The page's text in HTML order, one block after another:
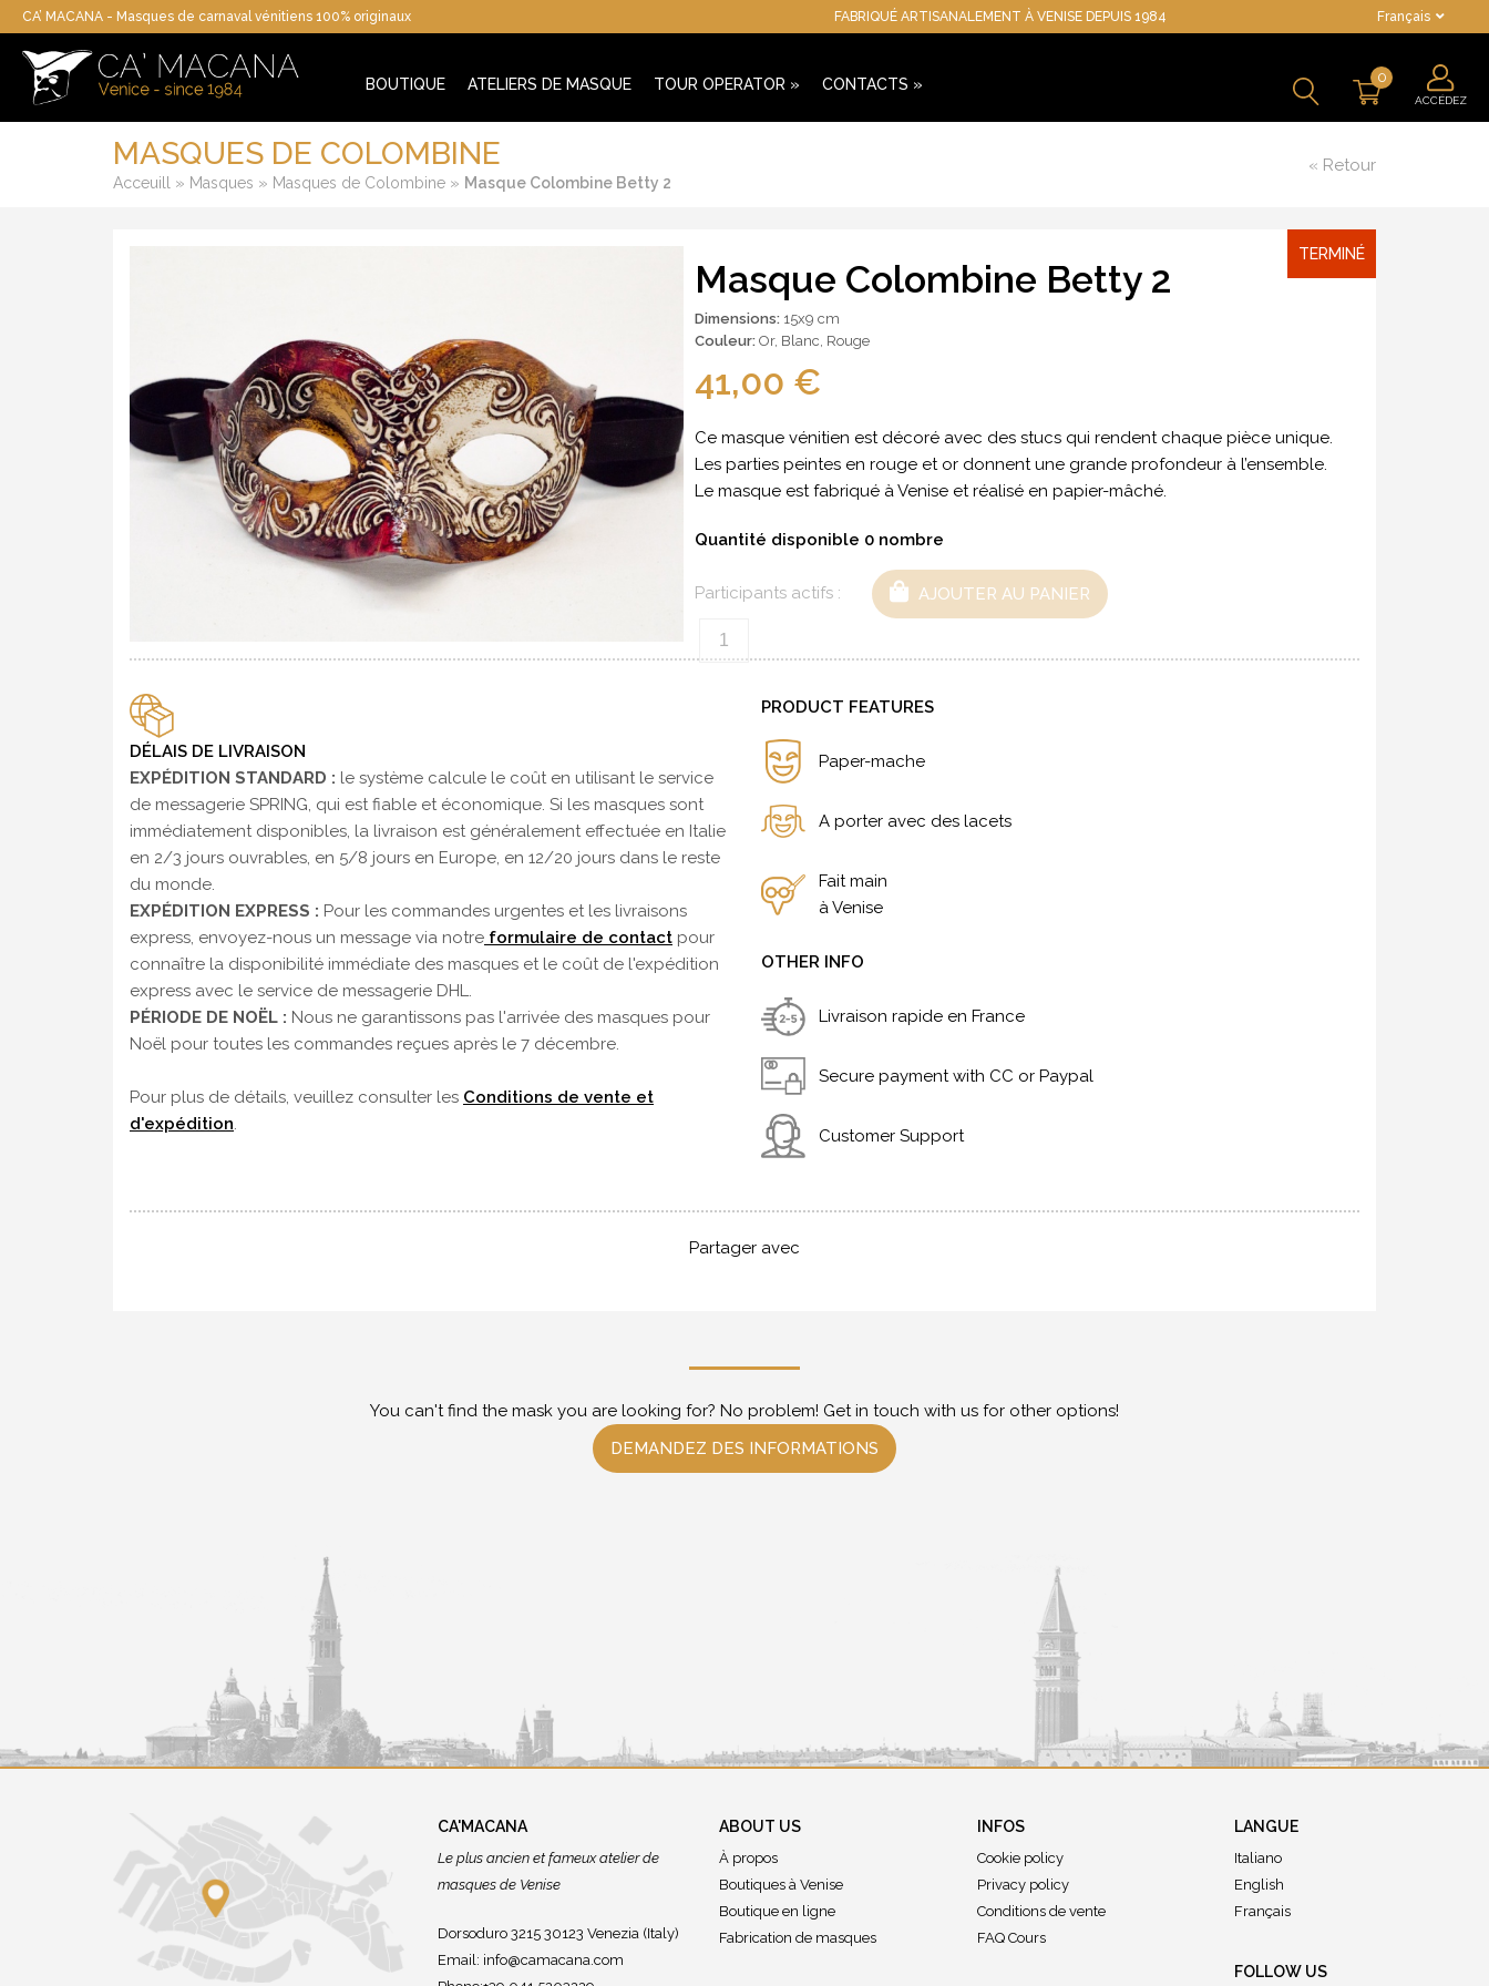
CA’ MACANA - Masques de carnaval vénitiens 100% originaux FABRIQUÉ ARTISANALEMENT À VENISE DEPUIS 1984 Français
BOUTIQUE ATELIERS DE MASQUE TOUR OPERATOR » CONTACTS » 0
ACCÉDEZ
MASQUES DE COLOMBINE
Acceuill » Masques » Masques de Colombine » Masque Colombine Betty 2
« Retour
Masque Colombine Betty 2
Dimensions: 15x9 cm
Couleur: Or, Blanc, Rouge
41,00 €
Ce masque vénitien est décoré avec des stucs qui rendent chaque pièce unique.
Les parties peintes en rouge et or donnent une grande profondeur à l’ensemble.
Le masque est fabriqué à Venise et réalisé en papier-mâché.
Quantité disponible 0 nombre
TERMINÉ
Participants actifs : AJOUTER AU PANIER
PRODUCT FEATURES
Paper-mache
A porter avec des lacets
Fait main
à Venise
OTHER INFO
Livraison rapide en France
Secure payment with CC or Paypal
Customer Support
DÉLAIS DE LIVRAISON
EXPÉDITION STANDARD : le système calcule le coût en utilisant le service
de messagerie SPRING, qui est fiable et économique. Si les masques sont
immédiatement disponibles, la livraison est généralement effectuée en Italie
en 2/3 jours ouvrables, en 5/8 jours en Europe, en 12/20 jours dans le reste
du monde.
EXPÉDITION EXPRESS : Pour les commandes urgentes et les livraisons
express, envoyez-nous un message via notre formulaire de contact pour
connaître la disponibilité immédiate des masques et le coût de l'expédition
express avec le service de messagerie DHL.
PÉRIODE DE NOËL : Nous ne garantissons pas l'arrivée des masques pour
Noël pour toutes les commandes reçues après le 7 décembre.
Pour plus de détails, veuillez consulter les Conditions de vente et
d'expédition.
Partager avec
You can't find the mask you are looking for? No problem! Get in touch with us for other options!
DEMANDEZ DES INFORMATIONS
CA'MACANA
Le plus ancien et fameux atelier de
masques de Venise
Dorsoduro 3215 30123 Venezia (Italy)
Email: info@camacana.com
ABOUT US
À propos
Boutiques à Venise
Boutique en ligne
Fabrication de masques
INFOS
Cookie policy
Privacy policy
Conditions de vente
FAQ Cours
LANGUE
Italiano
English
Français
FOLLOW US